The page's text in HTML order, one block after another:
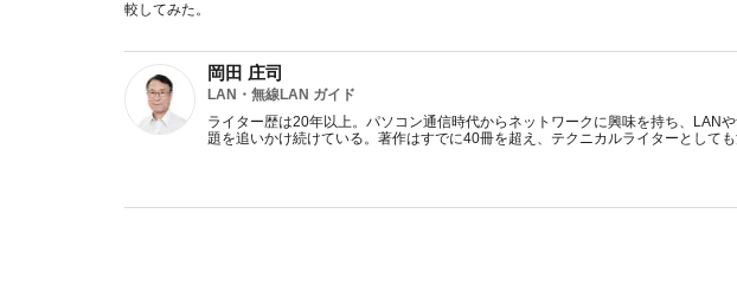
較してみた。
岡田 庄司
LAN・無線LAN ガイド
ライター歴は20年以上。パソコン通信時代からネットワークに興味を持ち、LAN
題を追いかけ続けている。著作はすでに40冊を超え、テクニカルライターとしても